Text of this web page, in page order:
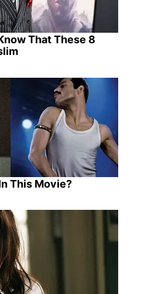
That These 8
This Movie?